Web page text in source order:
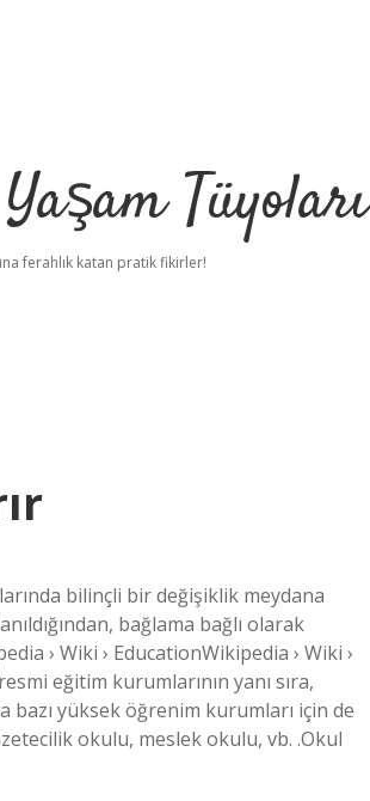
Tüyoları
ferahlık katan pratik fikirler!
bilinçli bir değişiklik meydana
bağlama bağlı olarak
› Wiki › EducationWikipedia › Wiki ›
eğitim kurumlarının yanı sıra,
bazı yüksek öğrenim kurumları için de
okulu, meslek okulu, vb. .Okul